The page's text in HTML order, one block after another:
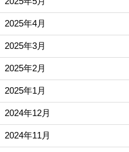
2025年4月
2025年3月
2025年2月
2025年1月
2024年12月
2024年11月